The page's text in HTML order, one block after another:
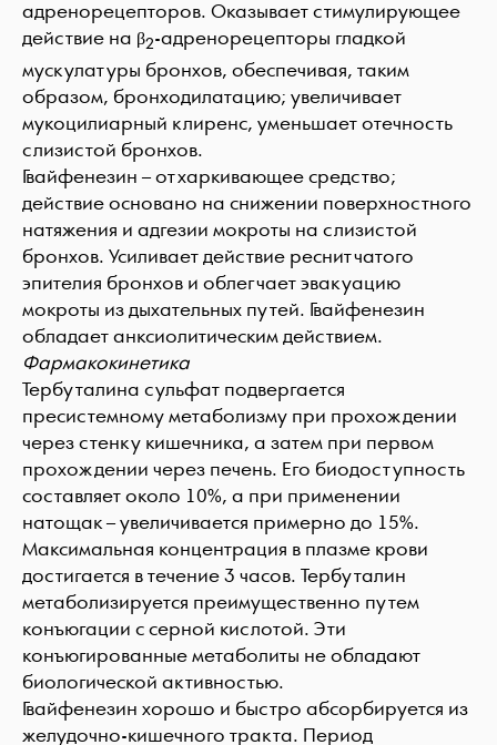
адренорецепторов. Оказывает стимулирующее
действие на β2-адренорецепторы гладкой
мускулатуры бронхов, обеспечивая, таким
образом, бронходилатацию; увеличивает
мукоцилиарный клиренс, уменьшает отечность
слизистой бронхов.
Гвайфенезин – отхаркивающее средство;
действие основано на снижении поверхностного
натяжения и адгезии мокроты на слизистой
бронхов. Усиливает действие реснитчатого
эпителия бронхов и облегчает эвакуацию
мокроты из дыхательных путей. Гвайфенезин
обладает анксиолитическим действием.
Фармакокинетика
Тербуталина сульфат подвергается
пресистемному метаболизму при прохождении
через стенку кишечника, а затем при первом
прохождении через печень. Его биодоступность
составляет около 10%, а при применении
натощак – увеличивается примерно до 15%.
Максимальная концентрация в плазме крови
достигается в течение 3 часов. Тербуталин
метаболизируется преимущественно путем
конъюгации с серной кислотой. Эти
конъюгированные метаболиты не обладают
биологической активностью.
Гвайфенезин хорошо и быстро абсорбируется из
желудочно-кишечного тракта. Период